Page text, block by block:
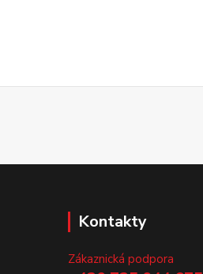
Kontakty
Zákaznická podpora